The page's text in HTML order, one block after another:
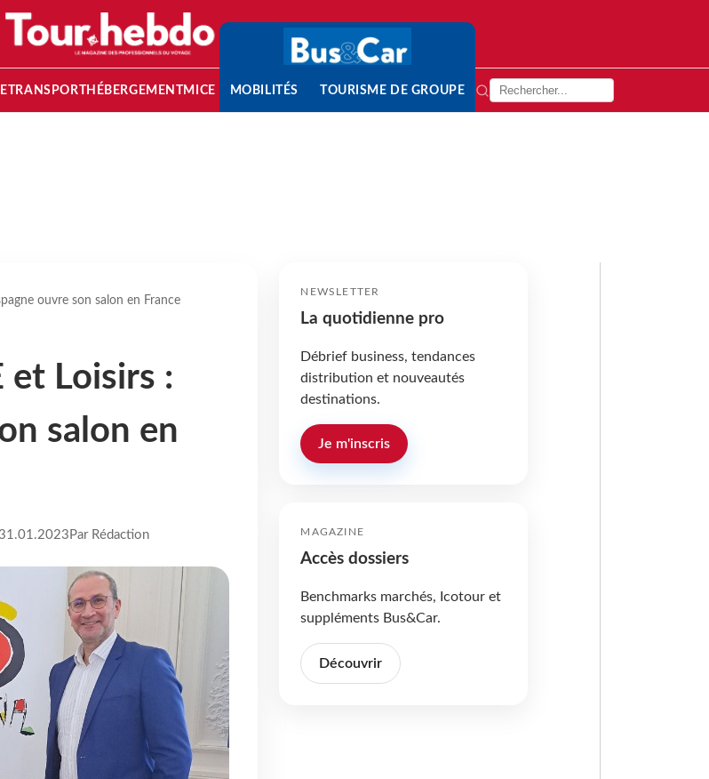
TRANSPORT HÉBERGEMENTMICE MOBILITÉS TOURISME DE GROUPE
ouvre son salon en France
et Loisirs :
salon en
Par Rédaction
NEWSLETTER
La quotidienne pro
Débrief business, tendances
distribution et nouveautés
destinations.
Je m'inscris
MAGAZINE
Accès dossiers
Benchmarks marchés, Icotour et
suppléments Bus&Car.
Découvrir